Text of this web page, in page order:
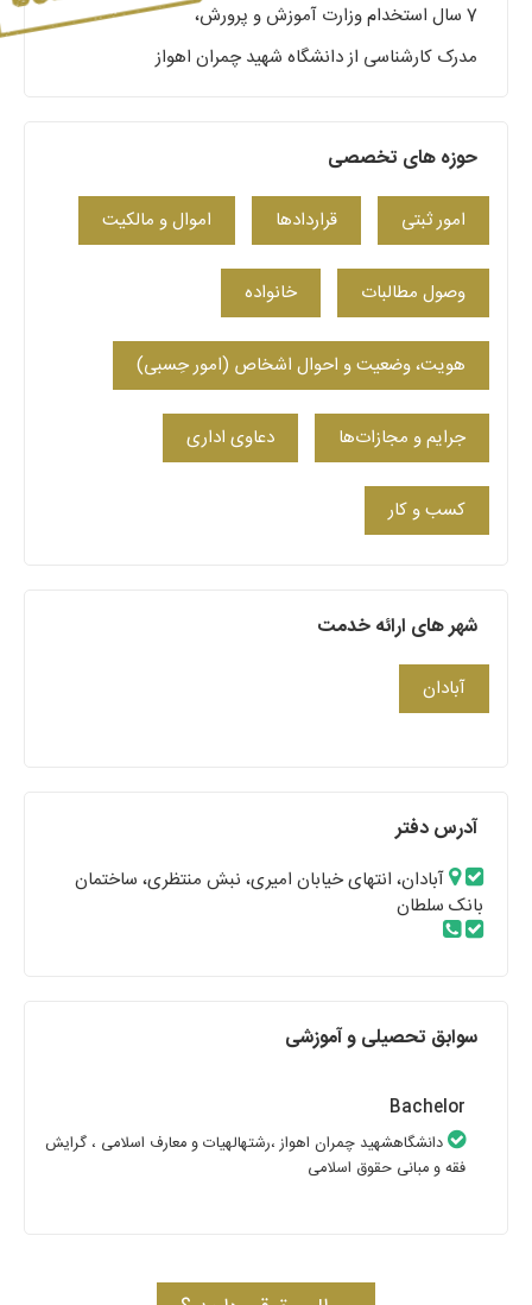
7 سال استخدام وزارت آموزش و پرورش،
مدرک کارشناسی از دانشگاه شهید چمران اهواز
حوزه های تخصصی
امور ثبتی قراردادها اموال و مالکیت
وصول مطالبات خانواده
هویت، وضعیت و احوال اشخاص (امور حِسبی)
جرایم و مجازات‌ها دعاوی اداری
کسب‌ و کار
شهر های ارائه خدمت
آبادان
آدرس دفتر
آبادان، انتهای خیابان امیری، نبش منتظری، ساختمان
بانک سلطان
سوابق تحصیلی و آموزشی
Bachelor
دانشگاهشهید چمران اهواز ،رشتهالهیات و معارف اسلامی ، گرایش
فقه و مبانی حقوق اسلامی